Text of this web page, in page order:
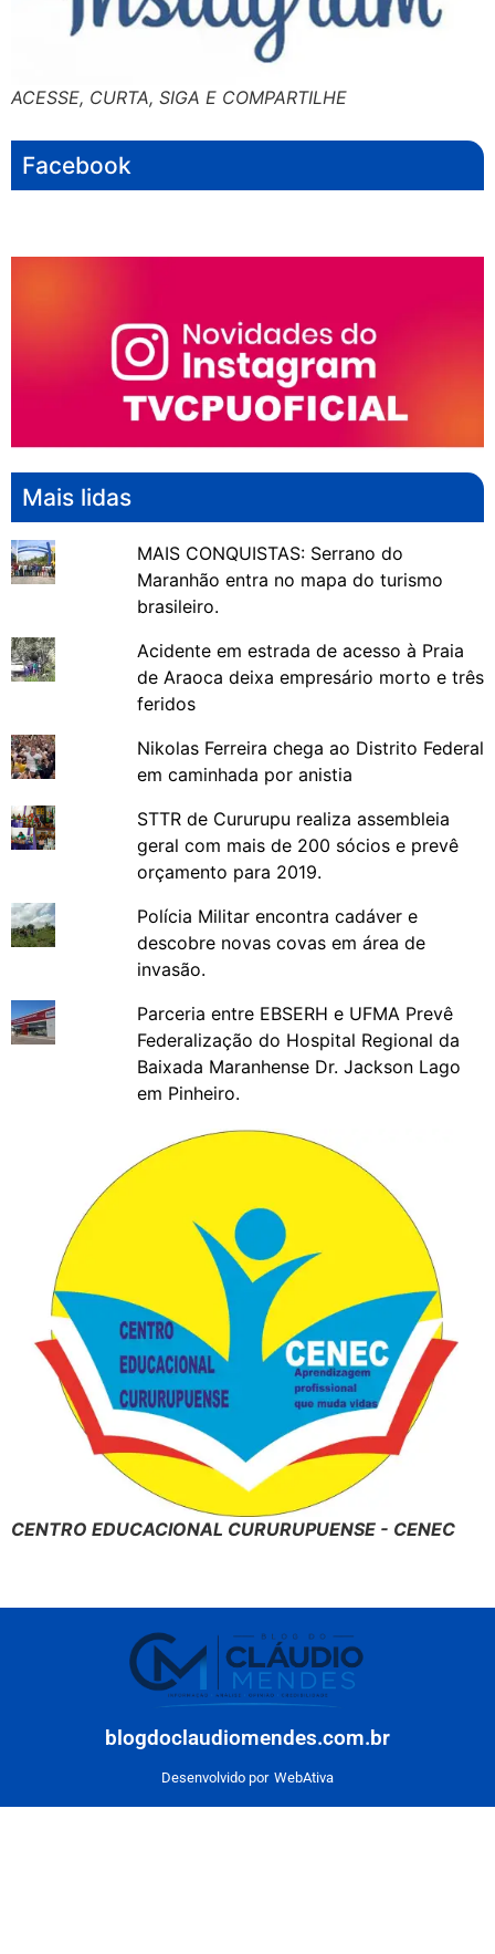
ACESSE, CURTA, SIGA E COMPARTILHE
Facebook
Mais lidas
MAIS CONQUISTAS: Serrano do
Maranhão entra no mapa do turismo
brasileiro.
Acidente em estrada de acesso à Praia
de Araoca deixa empresário morto e três
feridos
Nikolas Ferreira chega ao Distrito Federal
em caminhada por anistia
STTR de Cururupu realiza assembleia
geral com mais de 200 sócios e prevê
orçamento para 2019.
Polícia Militar encontra cadáver e
descobre novas covas em área de
invasão.
Parceria entre EBSERH e UFMA Prevê
Federalização do Hospital Regional da
Baixada Maranhense Dr. Jackson Lago
em Pinheiro.
CENTRO EDUCACIONAL CURURUPUENSE - CENEC
blogdoclaudiomendes.com.br
Desenvolvido por WebAtiva